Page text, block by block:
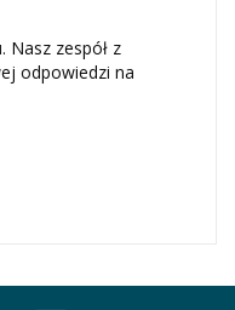
Nasz zespół z
odpowiedzi na